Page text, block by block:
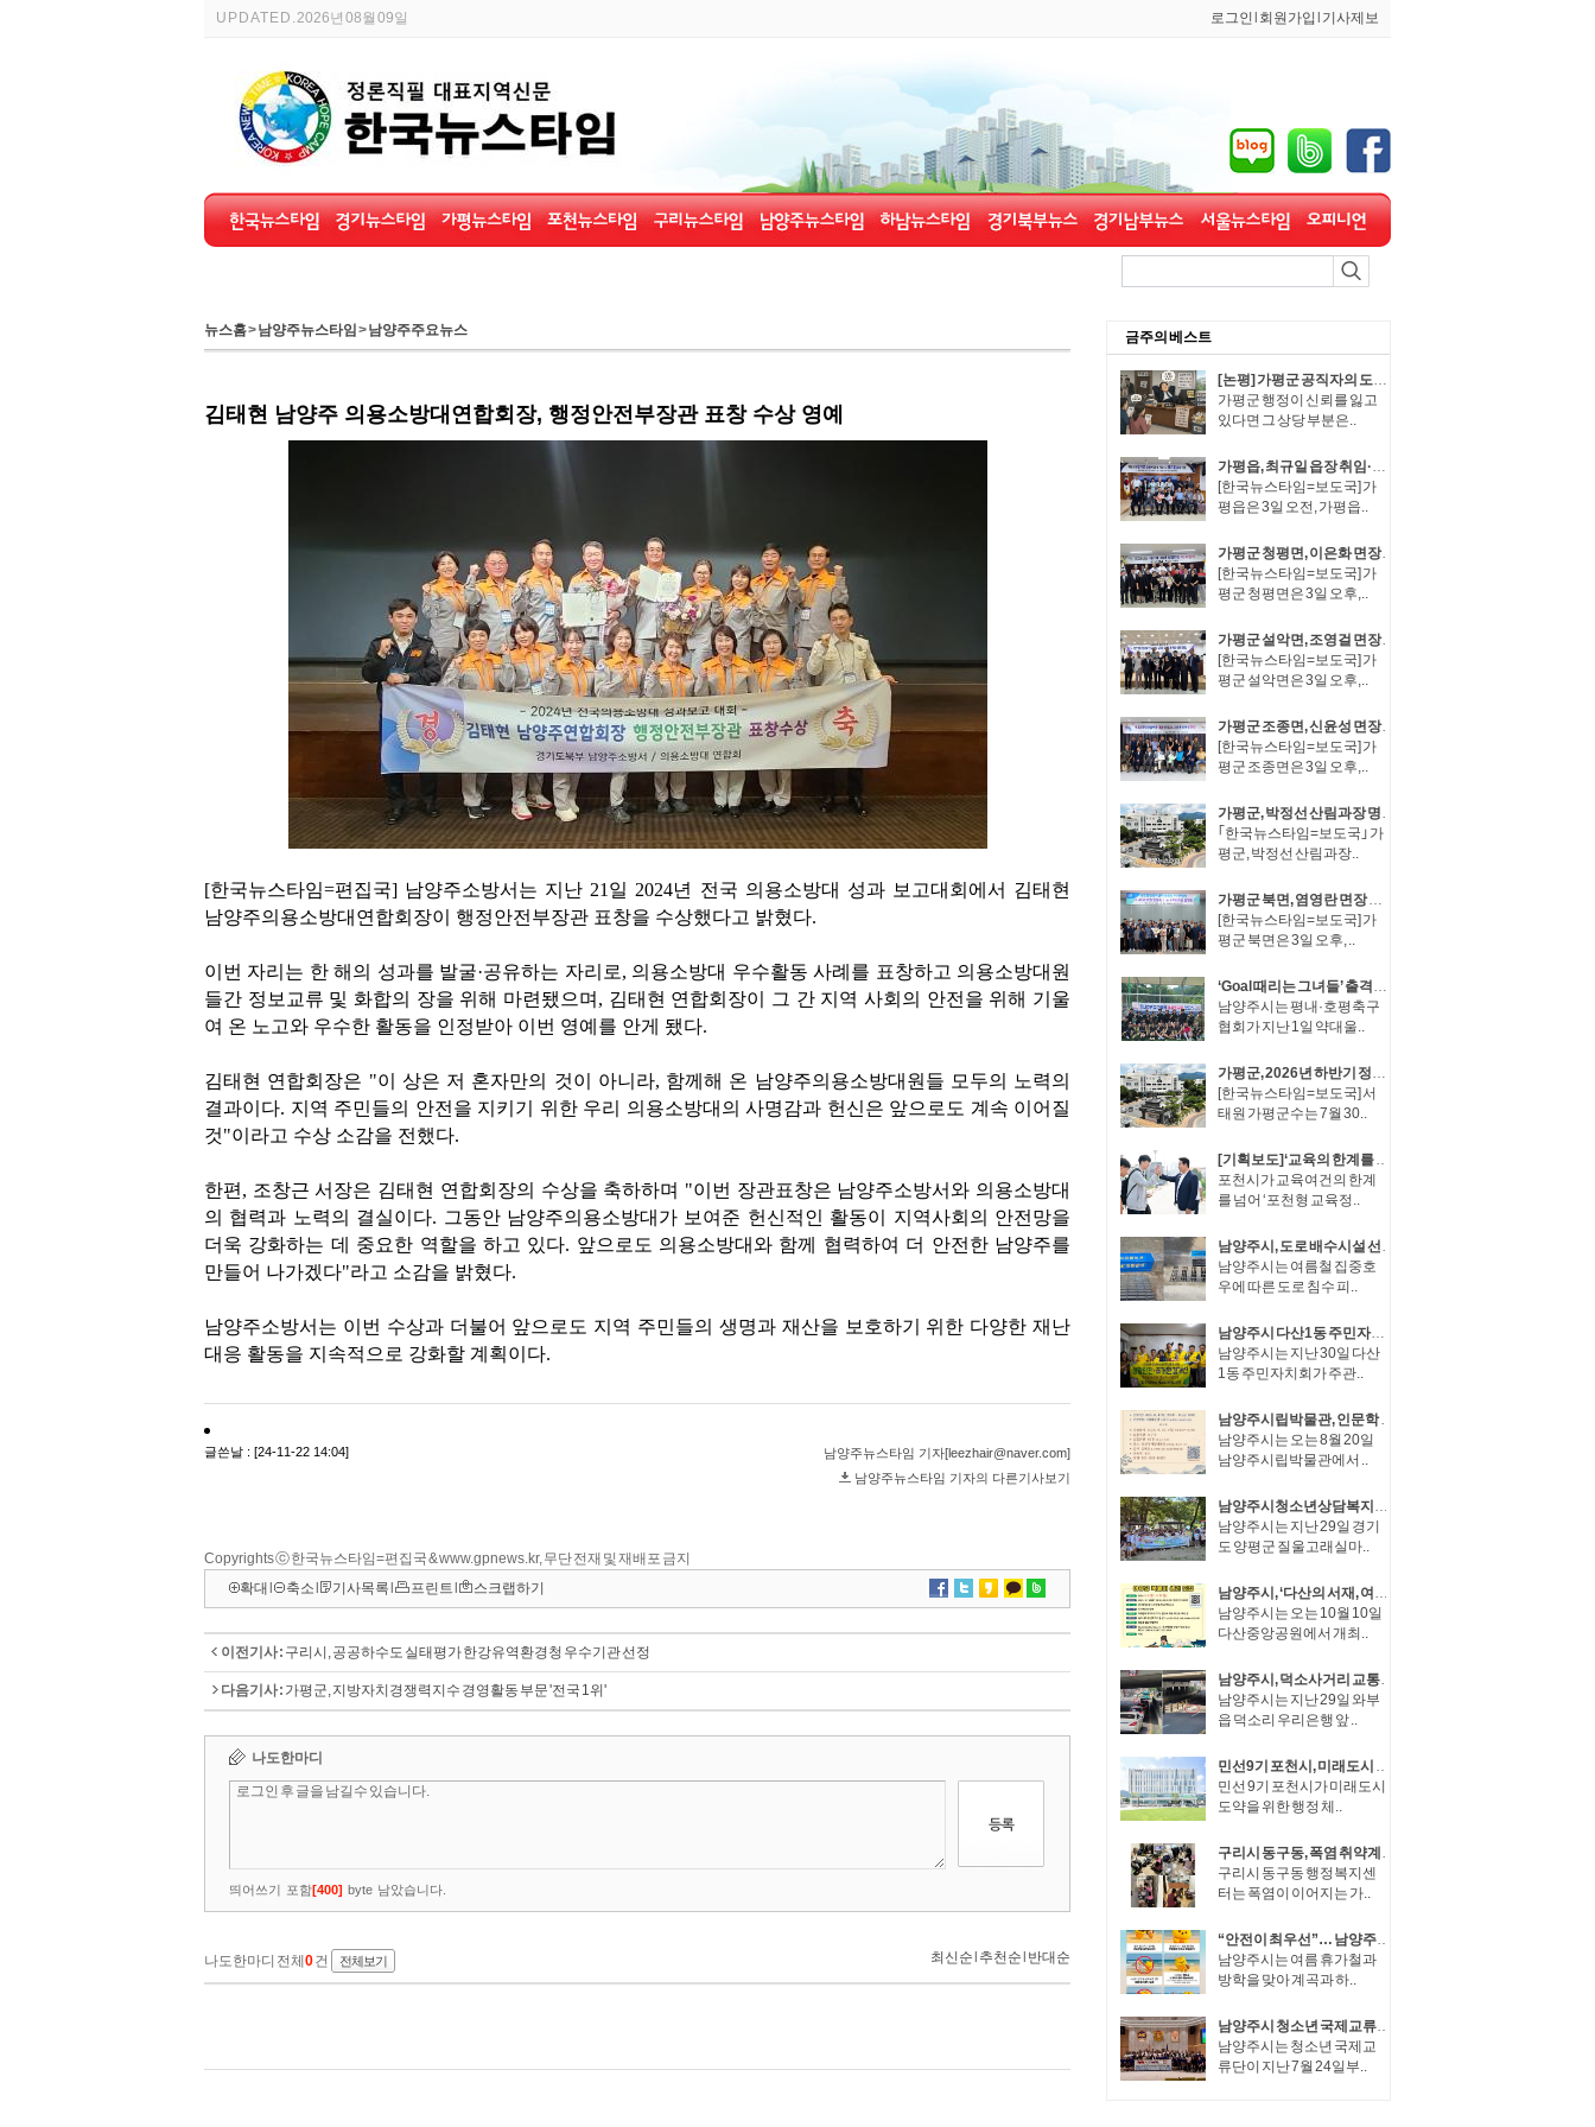
UPDATED.2026년 08월 09일 로그인 회원가입 기사제보
뉴스홈>남양주뉴스타임 >남양주주요뉴스
Copyrights ⓒ 한국뉴스타임=편집국 & www.gpnews.kr, 무단 전재 및 재배포 금지
확대
축소 기사목록 프린트 스크랩하기
이전기사 : 구리시, 공공하수도 실태평가 한강유역환경청 우수기관 선정
다음기사 : 가평군, 지방자치경쟁력지수 경영활동 부문 '전국 1위'
금주의 베스트
[논평] 가평군 공직자의 도덕적 해이, 군민이 용납할 수 없다.
가평군 행정이 신뢰를 잃고
있다면 그 상당 부분은..
가평읍, 최규일 읍장 취임·장석조 읍장 이임식 개최
[한국뉴스타임=보도국] 가
평읍은 3일 오전, 가평읍..
가평군 청평면, 이은화 면장 취임·박성규 면장 이임
[한국뉴스타임=보도국] 가
평군 청평면은 3일 오후,..
가평군 설악면, 조영걸 면장 취임·이동철 면장 이임
[한국뉴스타임=보도국] 가
평군 설악면은 3일 오후,..
가평군 조종면, 신윤성 면장 취임·임진섭 면장 이임
[한국뉴스타임=보도국] 가
평군 조종면은 3일 오후,..
가평군, 박정선 산림과장 명예퇴직..정기인사 후 후속인사 불가피
｢한국뉴스타임=보도국｣ 가
평군, 박정선 산림과장..
가평군 북면, 염영란 면장 취임·장동복 면장 이임
[한국뉴스타임=보도국] 가
평군 북면은 3일 오후, ..
‘Goal 때리는 그녀들’ 출격… 남양주시 평내·호평축구협회 여성축구회 창단
남양주시는 평내·호평축구
협회가 지난 1일 약대울..
가평군, 2026년 하반기 정기인사..장석조 경제산업국장, 최희용·김성재 5급 사무관승진
[한국뉴스타임=보도국] 서
태원 가평군수는 7월 30..
[기획보도]‘교육의 한계를 혁신으로 바꾸다’ 포천시, 포천형 교육정책 성과… 교육혁신선도지역 도전
포천시가 교육여건의 한계
를 넘어 ‘포천형 교육정..
남양주시, 도로 배수시설 선제 정비… 수해 대응력 높여
남양주시는 여름철 집중호
우에 따른 도로 침수 피..
남양주시 다산1동 주민자치회, 재능기부로 안전취약가구 주거환경 개선
남양주시는 지난 30일 다산
1동 주민자치회가 주관..
남양주시립박물관, 인문학 강좌 ‘남양주견문록’ 운영
남양주시는 오는 8월 20일
남양주시립박물관에서 ..
남양주시청소년상담복지센터, ‘2026 여름방학 1Day 가족 캠프’ 성료
남양주시는 지난 29일 경기
도 양평군 질울고래실마..
남양주시, ‘다산의 서재, 여유당 북페어’ 참여 판매자 모집
남양주시는 오는 10월 10일
다산중앙공원에서 개최..
남양주시, 덕소사거리 교통운영체계 개선… 상습 정체 완화
남양주시는 지난 29일 와부
읍 덕소리 우리은행 앞 ..
민선9기 포천시, 미래도시 도약을 위한 조직개편 단행
민선 9기 포천시가 미래도시
도약을 위한 행정 체..
구리시 동구동, 폭염 취약계층 70가구 집중 안부 확인
구리시 동구동 행정복지센
터는 폭염이 이어지는 가..
“안전이 최우선”… 남양주시, 여름철 물놀이 현장 관리 강화
남양주시는 여름 휴가철과
방학을 맞아 계곡과 하..
남양주시 청소년 국제교류단, 몽골 울란바타르 국제캠프 참가 성료
남양주시는 청소년 국제교
류단이 지난 7월 24일부..